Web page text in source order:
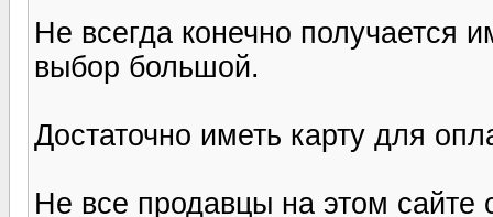
Не всегда конечно получается
выбор большой.
Достаточно иметь карту для
Не все продавцы на этом сайте